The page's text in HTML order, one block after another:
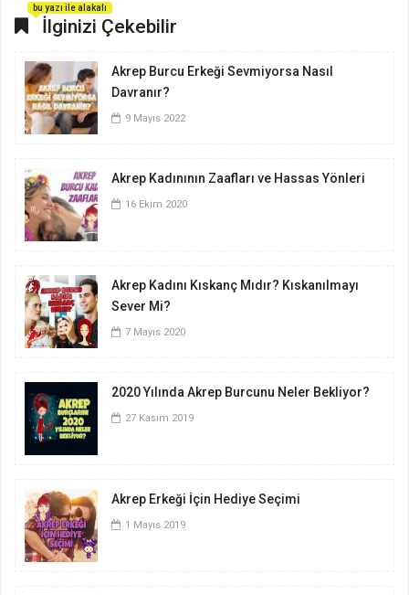
İlginizi Çekebilir
bu yazı ile alakalı
Akrep Burcu Erkeği Sevmiyorsa Nasıl
Davranır?
9 Mayıs 2022
Akrep Kadınının Zaafları ve Hassas Yönleri
16 Ekim 2020
Akrep Kadını Kıskanç Mıdır? Kıskanılmayı
Sever Mi?
7 Mayıs 2020
2020 Yılında Akrep Burcunu Neler Bekliyor?
27 Kasım 2019
Akrep Erkeği İçin Hediye Seçimi
1 Mayıs 2019